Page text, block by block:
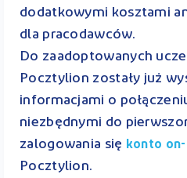
dodatkowymi kosztami
dla pracodawców.
Do zaadoptowanych
Pocztylion zostały już
informacjami o
niezbędnymi do
zalogowania się konto
Pocztylion.